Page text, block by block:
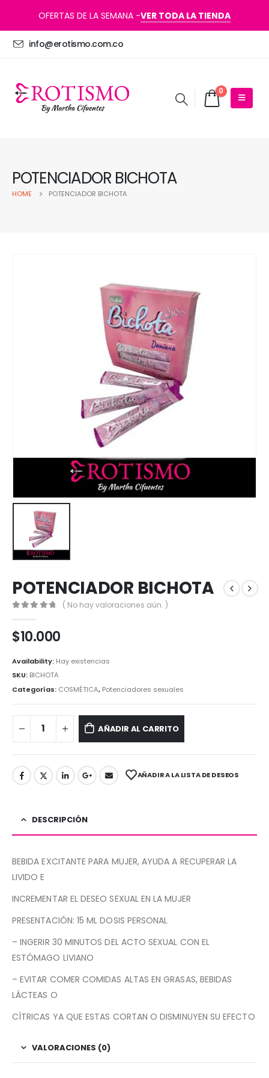
OFERTAS DE LA SEMANA -VER TODA LA TIENDA
info@erotismo.com.co
0
POTENCIADOR BICHOTA
HOME POTENCIADOR BICHOTA
POTENCIADOR BICHOTA
( No hay valoraciones aún. )
$10.000
Availability: Hay existencias
SKU: BICHOTA
Categorías: COSMÉTICA, Potenciadores sexuales
AÑADIR AL CARRITO
AÑADIR A LA LISTA DE DESEOS
DESCRIPCIÓN
BEBIDA EXCITANTE PARA MUJER, AYUDA A RECUPERAR LA
LIVIDO E
INCREMENTAR EL DESEO SEXUAL EN LA MUJER
PRESENTACIÓN: 15 ML DOSIS PERSONAL
– INGERIR 30 MINUTOS DEL ACTO SEXUAL CON EL
ESTÓMAGO LIVIANO
– EVITAR COMER COMIDAS ALTAS EN GRASAS, BEBIDAS
LÁCTEAS O
CÍTRICAS YA QUE ESTAS CORTAN O DISMINUYEN SU EFECTO
VALORACIONES (0)